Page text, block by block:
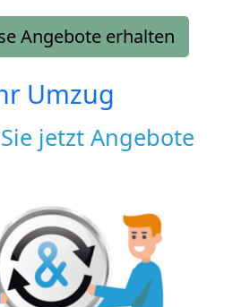
Angebote erhalten
Umzug
jetzt Angebote